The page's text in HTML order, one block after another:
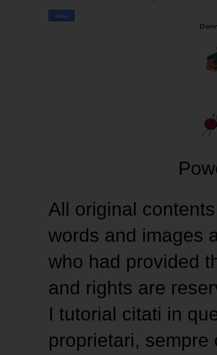
.
All original
words and images
who had provided
and rights are
I tutorial citati in
proprietari,